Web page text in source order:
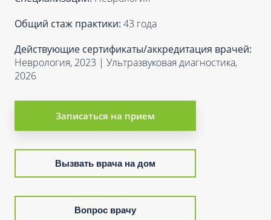
Общий стаж практики: 43 года
Действующие сертификаты/аккредитация врачей:
Неврология, 2023 | Ультразвуковая диагностика,
2026
Записаться на прием
Вызвать врача на дом
Вопрос врачу